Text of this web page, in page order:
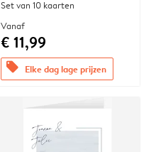
Set van 10 kaarten
Vanaf
€ 11,99
offers Elke dag lage prijzen